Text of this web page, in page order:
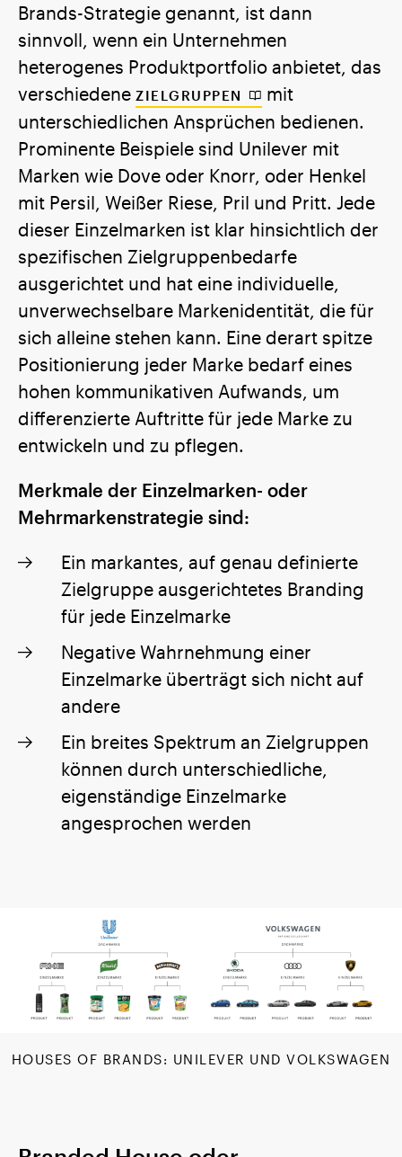
Brands-Strategie genannt, ist dann
sinnvoll, wenn ein Unternehmen
heterogenes Produktportfolio anbietet, das
verschiedene ZIELGRUPPEN
mit
unterschiedlichen Ansprüchen bedienen.
Prominente Beispiele sind Unilever mit
Marken wie Dove oder Knorr, oder Henkel
mit Persil, Weißer Riese, Pril und Pritt. Jede
dieser Einzelmarken ist klar hinsichtlich der
spezifischen Zielgruppenbedarfe
ausgerichtet und hat eine individuelle,
unverwechselbare Markenidentität, die für
sich alleine stehen kann. Eine derart spitze
Positionierung jeder Marke bedarf eines
hohen kommunikativen Aufwands, um
differenzierte Auftritte für jede Marke zu
entwickeln und zu pflegen.
Merkmale der Einzelmarken- oder
Mehrmarkenstrategie sind:
Ein markantes, auf genau definierte
Zielgruppe ausgerichtetes Branding
für jede Einzelmarke
Negative Wahrnehmung einer
Einzelmarke überträgt sich nicht auf
andere
Ein breites Spektrum an Zielgruppen
können durch unterschiedliche,
eigenständige Einzelmarke
angesprochen werden
HOUSES OF BRANDS: UNILEVER UND VOLKSWAGEN